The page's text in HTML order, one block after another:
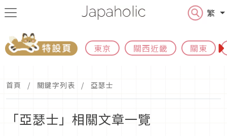
繁
東京 關西近畿 關東
首頁 關鍵字列表 亞瑟士
「亞瑟士」相關文章一覽